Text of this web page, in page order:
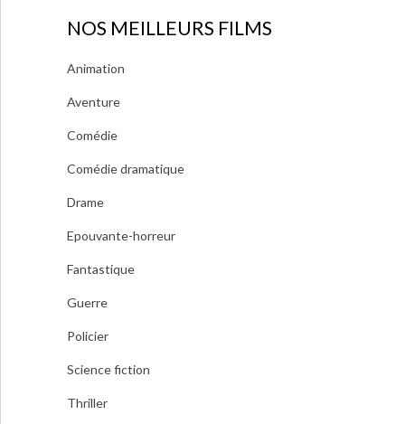
NOS MEILLEURS FILMS
Animation
Aventure
Comédie
Comédie dramatique
Drame
Epouvante-horreur
Fantastique
Guerre
Policier
Science fiction
Thriller